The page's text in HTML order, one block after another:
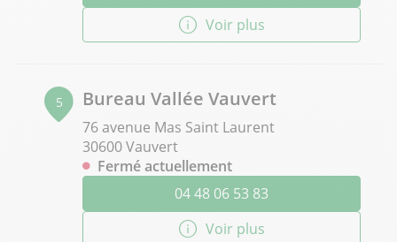
Voir plus
5 Bureau Vallée Vauvert
76 avenue Mas Saint Laurent
30600 Vauvert
Fermé actuellement
04 48 06 53 83
Voir plus